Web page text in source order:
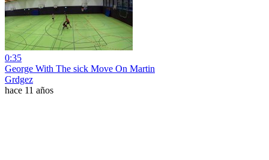
0:35
George With The sick Move On Martin
Grdgez
hace 11 años